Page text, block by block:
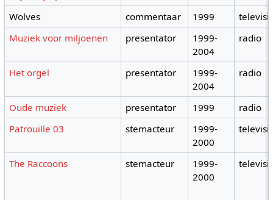
Wolves
commentaar 1999
Muziek voor miljoenen
presentator
1999-
2004
radio
Het orgel presentator
1999-
2004
radio
Oude muziek presentator 1999
radio
Patrouille 03
stemacteur
1999-
2000
The Raccoons stemacteur
1999-
2000